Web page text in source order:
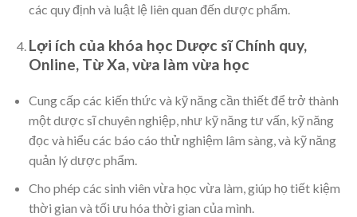
các quy định và luật lệ liên quan đến dược phẩm.
Lợi ích của khóa học Dược sĩ Chính quy,
Online, Từ Xa, vừa làm vừa học
Cung cấp các kiến thức và kỹ năng cần thiết để trở thành
một dược sĩ chuyên nghiệp, như kỹ năng tư vấn, kỹ năng
đọc và hiểu các báo cáo thử nghiệm lâm sàng, và kỹ năng
quản lý dược phẩm.
Cho phép các sinh viên vừa học vừa làm, giúp họ tiết kiệm
thời gian và tối ưu hóa thời gian của mình.